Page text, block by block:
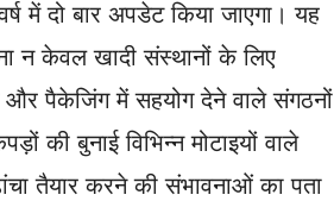
में दो बार अपडेट किया जाएगा। यह
न केवल खादी संस्थानों के लिए
और पैकेजिंग में सहयोग देने वाले संगठनों
की बुनाई विभिन्न मोटाइयों वाले
तैयार करने की संभावनाओं का पता